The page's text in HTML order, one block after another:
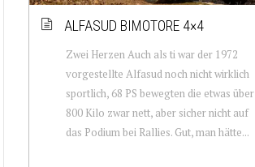
ALFASUD BIMOTORE 4×4
Zwei Herzen Auch als ti war der 1972
vorgestellte Alfasud noch nicht wirklich
sportlich, 68 PS bewegten die etwas über
800 Kilo zwar nett, aber sicher nicht auf
das Podium bei Rallies. Gut, man hätte...